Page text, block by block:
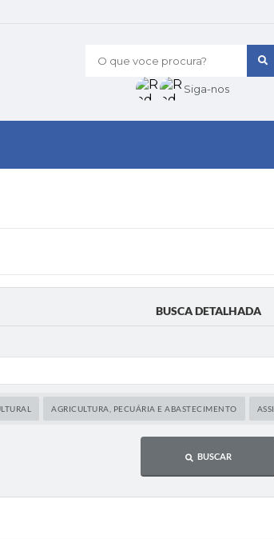
O que voce procura?
Siga-nos
BUSCA DETALHADA
AGRICULTURA, PECUÁRIA E ABASTECIMENTO
BUSCAR